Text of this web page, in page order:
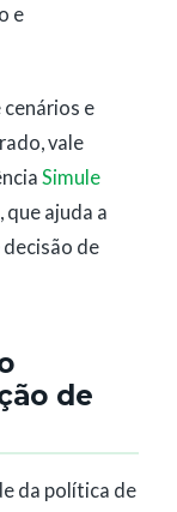
e
e
vale
Simule
, que ajuda a
de
de
da política de